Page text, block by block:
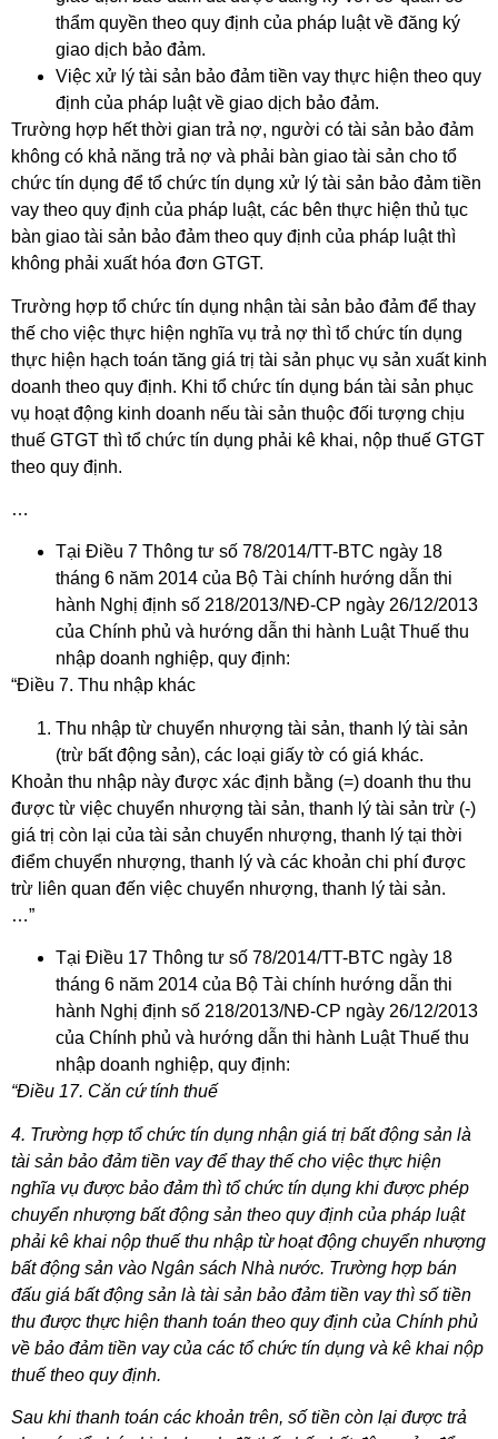
thẩm quyền theo quy định của pháp luật về đăng ký
giao dịch bảo đảm.
Việc xử lý tài sản bảo đảm tiền vay thực hiện theo quy
định của pháp luật về giao dịch bảo đảm.
Trường hợp hết thời gian trả nợ, người có tài sản bảo đảm
không có khả năng trả nợ và phải bàn giao tài sản cho tổ
chức tín dụng để tổ chức tín dụng xử lý tài sản bảo đảm tiền
vay theo quy định của pháp luật, các bên thực hiện thủ tục
bàn giao tài sản bảo đảm theo quy định của pháp luật thì
không phải xuất hóa đơn GTGT.
Trường hợp tổ chức tín dụng nhận tài sản bảo đảm để thay
thế cho việc thực hiện nghĩa vụ trả nợ thì tổ chức tín dụng
thực hiện hạch toán tăng giá trị tài sản phục vụ sản xuất kinh
doanh theo quy định. Khi tổ chức tín dụng bán tài sản phục
vụ hoạt động kinh doanh nếu tài sản thuộc đối tượng chịu
thuế GTGT thì tổ chức tín dụng phải kê khai, nộp thuế GTGT
theo quy định.
…
Tại Điều 7 Thông tư số 78/2014/TT-BTC ngày 18
tháng 6 năm 2014 của Bộ Tài chính hướng dẫn thi
hành Nghị định số 218/2013/NĐ-CP ngày 26/12/2013
của Chính phủ và hướng dẫn thi hành Luật Thuế thu
nhập doanh nghiệp, quy định:
“Điều 7. Thu nhập khác
Thu nhập từ chuyển nhượng tài sản, thanh lý tài sản
(trừ bất động sản), các loại giấy tờ có giá khác.
Khoản thu nhập này được xác định bằng (=) doanh thu thu
được từ việc chuyển nhượng tài sản, thanh lý tài sản trừ (-)
giá trị còn lại của tài sản chuyển nhượng, thanh lý tại thời
điểm chuyển nhượng, thanh lý và các khoản chi phí được
trừ liên quan đến việc chuyển nhượng, thanh lý tài sản.
…”
Tại Điều 17 Thông tư số 78/2014/TT-BTC ngày 18
tháng 6 năm 2014 của Bộ Tài chính hướng dẫn thi
hành Nghị định số 218/2013/NĐ-CP ngày 26/12/2013
của Chính phủ và hướng dẫn thi hành Luật Thuế thu
nhập doanh nghiệp, quy định:
“Điều 17. Căn cứ tính thuế
4. Trường hợp tổ chức tín dụng nhận giá trị bất động sản là
tài sản bảo đảm tiền vay để thay thế cho việc thực hiện
nghĩa vụ được bảo đảm thì tổ chức tín dụng khi được phép
chuyển nhượng bất động sản theo quy định của pháp luật
phải kê khai nộp thuế thu nhập từ hoạt động chuyển nhượng
bất động sản vào Ngân sách Nhà nước. Trường hợp bán
đấu giá bất động sản là tài sản bảo đảm tiền vay thì số tiền
thu được thực hiện thanh toán theo quy định của Chính phủ
về bảo đảm tiền vay của các tổ chức tín dụng và kê khai nộp
thuế theo quy định.
Sau khi thanh toán các khoản trên, số tiền còn lại được trả